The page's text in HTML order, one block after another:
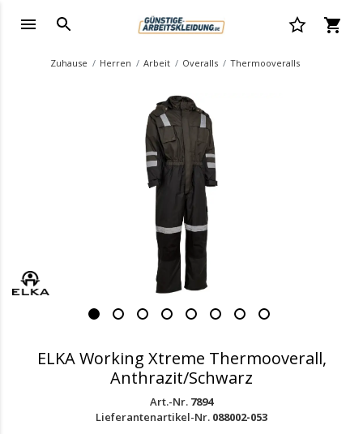
Zuhause Herren Arbeit Overalls Thermooveralls
ELKA Working Xtreme Thermooverall,
Anthrazit/Schwarz
Art.-Nr. 7894
Lieferantenartikel-Nr. 088002-053